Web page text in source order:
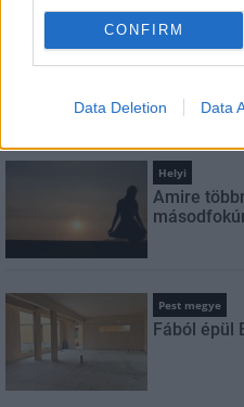
CONFIRM
Data Deletion Data
Helyi
Amire
Pest megye
Fából épül